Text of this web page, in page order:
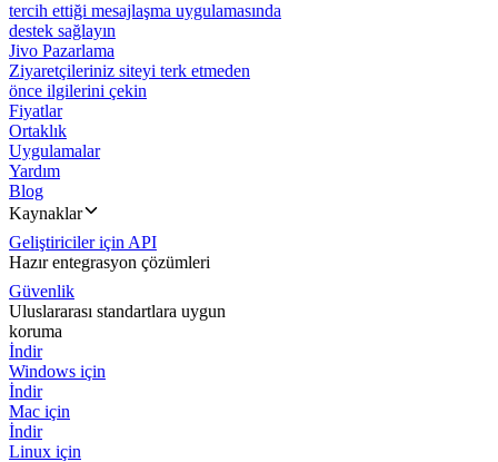
tercih ettiği mesajlaşma uygulamasında
destek sağlayın
Jivo Pazarlama
Ziyaretçileriniz siteyi terk etmeden
önce ilgilerini çekin
Fiyatlar
Ortaklık
Uygulamalar
Yardım
Blog
Kaynaklar
Geliştiriciler için API
Hazır entegrasyon çözümleri
Güvenlik
Uluslararası standartlara uygun
koruma
İndir
Windows için
İndir
Mac için
İndir
Linux için